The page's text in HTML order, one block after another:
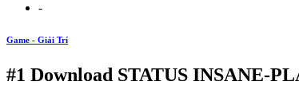
-
Game - Giải Trí
#1 Download STATUS INSANE-